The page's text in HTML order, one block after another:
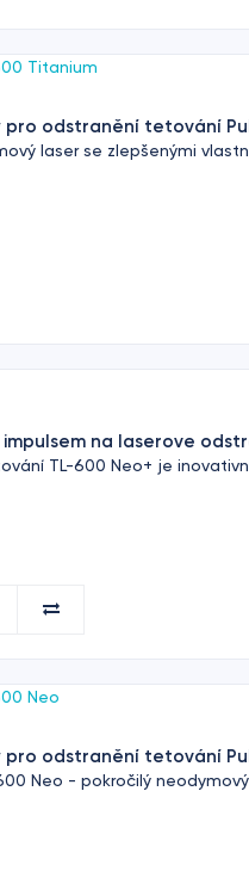
pro odstranění tetování
laser se zlepšenými
impulsem na laserove
TL-600 Neo+ je
pro odstranění tetování
Neo - pokročilý